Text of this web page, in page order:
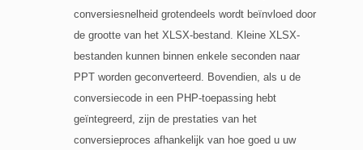
conversiesnelheid grotendeels wordt beïnvloed door
de grootte van het XLSX-bestand. Kleine XLSX-
bestanden kunnen binnen enkele seconden naar
PPT worden geconverteerd. Bovendien, als u de
conversiecode in een PHP-toepassing hebt
geïntegreerd, zijn de prestaties van het
conversieproces afhankelijk van hoe goed u uw